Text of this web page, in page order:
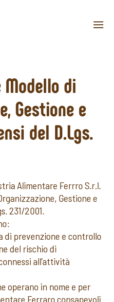
Modello di
Gestione e
del D.Lgs.
Alimentare Ferrro S.r.l.
Gestione e
231/2001.
di prevenzione e controllo
del rischio di
all’attività
operano in nome e per
Ferraro consapevoli